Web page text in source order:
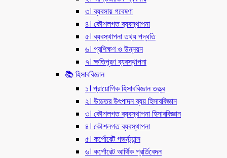
৩। ব্যবসায় গবেষণা
৪। কৌশলগত ব্যবস্থাপনা
৫। ব্যবস্থাপনা তথ্য পদ্ধতি
৬। প্রশিক্ষণ ও উন্নয়ন
৭। ক্ষতিপূরণ ব্যবস্থাপনা
📚 হিসাববিজ্ঞান
১। প্রায়োগিক হিসাববিজ্ঞান তত্ত্ব
২। উচ্চতর উৎপাদন ব্যয় হিসাববিজ্ঞান
৩। কৌশলগত ব্যবস্থাপনা হিসাববিজ্ঞান
৪। কৌশলগত ব্যবস্থাপনা
৫। কর্পোরেট গভর্ন্য্যান্স
৬। কর্পোরেট আর্থিক প্রর্তিবেদন